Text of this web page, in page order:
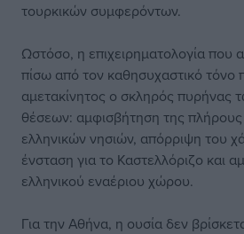
τουρκικών συμφερόντων.
Ωστόσο, η επιχειρηματολογία που
πίσω από τον καθησυχαστικό τόνο
αμετακίνητος ο σκληρός πυρήνας
θέσεων: αμφισβήτηση της
ελληνικών νησιών, απόρριψη του
ένσταση για το Καστελλόριζο και
ελληνικού εναέριου χώρου.
Για την Αθήνα, η ουσία δεν